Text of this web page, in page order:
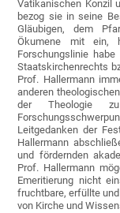
Vatikanischen Konzil
bezog sie in seine
Gläubigen, dem
Ökumene mit ein,
Forschungslinie
Staatskirchenrechts
Prof. Hallermann
anderen
der Theologie
Leitgedanken der
Hallermann
und fördernden
Prof. Hallermann
Emeritierung nicht
fruchtbare, erfüllte
von Kirche und